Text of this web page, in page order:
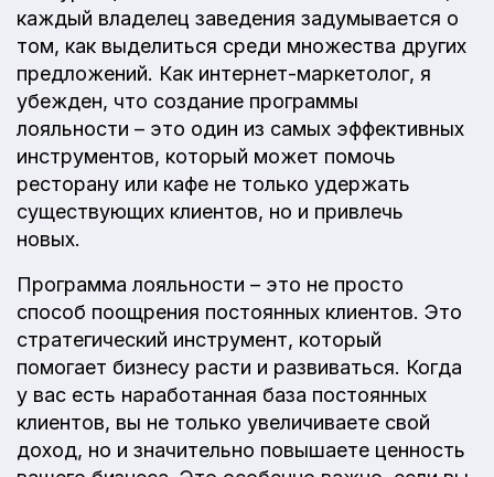
каждый владелец заведения задумывается о
том, как выделиться среди множества других
предложений. Как интернет-маркетолог, я
убежден, что создание программы
лояльности – это один из самых эффективных
инструментов, который может помочь
ресторану или кафе не только удержать
существующих клиентов, но и привлечь
новых.
Программа лояльности – это не просто
способ поощрения постоянных клиентов. Это
стратегический инструмент, который
помогает бизнесу расти и развиваться. Когда
у вас есть наработанная база постоянных
клиентов, вы не только увеличиваете свой
доход, но и значительно повышаете ценность